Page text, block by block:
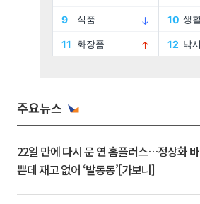
주요뉴스
22일 만에 다시 문 연 홈플러스…정상화 바
쁜데 재고 없어 ‘발동동’[가보니]